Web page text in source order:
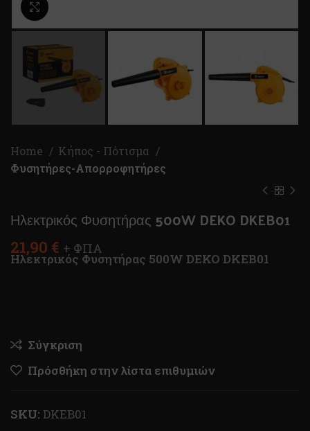
Home
Κήπος - Πότισμα
Φυσητήρες-Απορροφητήρες
Ηλεκτρικός Φυσητήρας 500W DEKO DKEB01
21,90 € + ΦΠΑ
Ηλεκτρικός Φυσητήρας 500W DEKO DKEB01
Σύγκριση
Πρόσθήκη στην λίστα επιθυμιών
SKU: DKEB01